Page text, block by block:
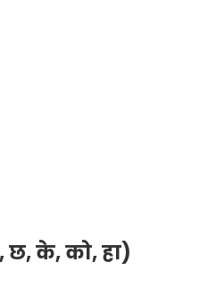
के, को, हा)